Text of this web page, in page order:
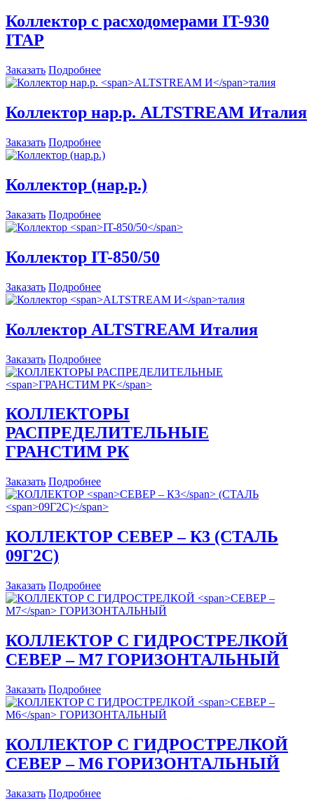
Коллектор c расходомерами IT-930
ITAP
Заказать Подробнее
Коллектор нар.р. ALTSTREAM Италия
Заказать Подробнее
Коллектор (нар.р.)
Заказать Подробнее
Коллектор IT-850/50
Заказать Подробнее
Коллектор ALTSTREAM Италия
Заказать Подробнее
КОЛЛЕКТОРЫ
РАСПРЕДЕЛИТЕЛЬНЫЕ
ГРАНСТИМ РК
Заказать Подробнее
КОЛЛЕКТОР СЕВЕР – К3 (СТАЛЬ
09Г2С)
Заказать Подробнее
КОЛЛЕКТОР С ГИДРОСТРЕЛКОЙ
СЕВЕР – М7 ГОРИЗОНТАЛЬНЫЙ
Заказать Подробнее
КОЛЛЕКТОР С ГИДРОСТРЕЛКОЙ
СЕВЕР – М6 ГОРИЗОНТАЛЬНЫЙ
Заказать Подробнее